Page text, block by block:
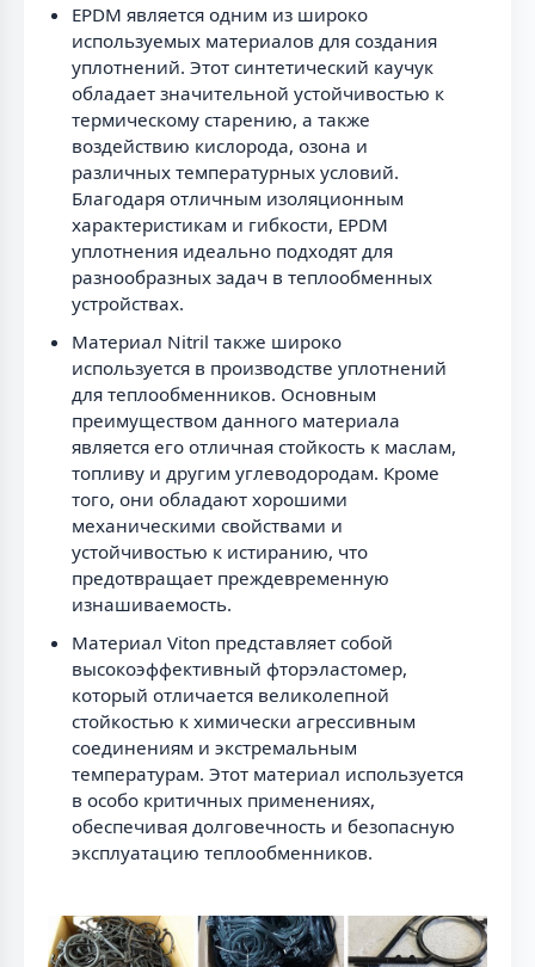
EPDM является одним из широко
используемых материалов для создания
уплотнений. Этот синтетический каучук
обладает значительной устойчивостью к
термическому старению, а также
воздействию кислорода, озона и
различных температурных условий.
Благодаря отличным изоляционным
характеристикам и гибкости, EPDM
уплотнения идеально подходят для
разнообразных задач в теплообменных
устройствах.
Материал Nitril также широко
используется в производстве уплотнений
для теплообменников. Основным
преимуществом данного материала
является его отличная стойкость к маслам,
топливу и другим углеводородам. Кроме
того, они обладают хорошими
механическими свойствами и
устойчивостью к истиранию, что
предотвращает преждевременную
изнашиваемость.
Материал Viton представляет собой
высокоэффективный фторэластомер,
который отличается великолепной
стойкостью к химически агрессивным
соединениям и экстремальным
температурам. Этот материал используется
в особо критичных применениях,
обеспечивая долговечность и безопасную
эксплуатацию теплообменников.